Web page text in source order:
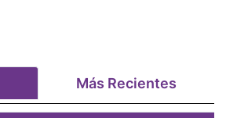
Más Recientes